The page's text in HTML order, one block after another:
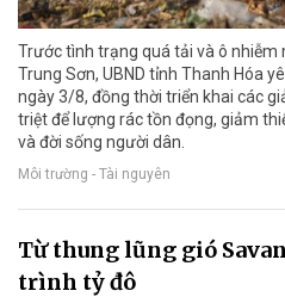
Trước tình trạng quá tải và ô
Trung Sơn, UBND tỉnh Thanh Hóa
ngày 3/8, đồng thời triển khai các
triệt để lượng rác tồn đọng, giảm
và đời sống người dân.
Môi trường - Tài nguyên
Từ thung lũng gió
trình tỷ đô